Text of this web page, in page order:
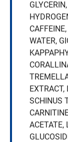
WATER,
SCHINUS
ACETATE,